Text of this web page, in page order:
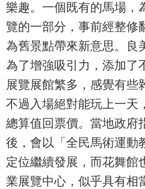
樂趣。一個既有的馬場，
覽的一部分，事前經整修
為舊景點帶來新意思。良
為了增強吸引力，添加了
展覽展館繁多，感覺有些
不過入場絕對能玩上一天
總算值回票價。當地政府
後，會以「全民馬術運動
定位繼續發展，而花舞館
業展覽中心，似乎具有相